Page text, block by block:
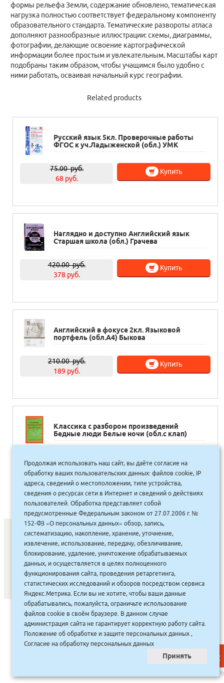
формы рельефа Земли, содержание обновлено, тематическая
нагрузка полностью соответствует федеральному компоненту
образовательного стандарта. Тематические развороты атласа
дополняют разнообразные иллюстрации: схемы, диаграммы,
фотографии, делающие освоение картографической
информации более простым и увлекательным. Масштабы карт
подобраны таким образом, чтобы учащимся было удобно с
ними работать, осваивая начальный курс географии.
Related products
Русский язык 5кл. Проверочные работы
ФГОС к уч.Ладыженской (обл.) УМК
75.00руб.
68 руб.
Купить
Наглядно и доступно Английский язык
Старшая школа (обл.) Грачева
420.00руб.
378 руб.
Купить
Английский в фокусе 2кл. Языковой
портфель (обл.А4) Быкова
210.00руб.
189 руб.
Купить
Классика с разбором произведений
Бедные люди Белые ночи (обл.с клап)
468 руб.
Купить
СОНУННАР| КОМПАНИЯ ТУҺУНАН |МАҔАҺЫЫННАР
АКЦИЯЛАР|ДИСКОНТНАЙ СИСТЕМА|ЮРИДИЧЕСКАЙ
ВАКАНСИЯЛАР
САЙТ СОЗДАН:ООО "ЭЙФОС" . ИНФОРМАЦИОННЫЕ
ТЕХНОЛОГИИ
Продолжая использовать наш сайт, вы даёте согласие на
обработку ваших пользовательских данных: файлов cookie, IP
адреса, сведений о местоположении, типе устройства,
сведения о ресурсах сети в Интернет и сведений о действиях
пользователей. Обработка представляет собой
предусмотренные Федеральным законом от 27.07.2006 г. №
152-ФЗ «О персональных данных» обзор, запись,
систематизацию, накопление, хранение, уточнение,
извлечение, использование, передачу, обезличивание,
блокирование, удаление, уничтожение обрабатываемых
данных, и осуществляется в целях полноценного
функционирования сайта, проведения ретаргетинга,
статистических исследований и обзоров посредством сервиса
Яндекс.Метрика. Если вы не хотите, чтобы ваши данные
обрабатывались, пожалуйста, ограничьте использование
файлов cookie в своём браузере. В данном случае
администрация сайта не гарантирует корректную работу сайта.
Положение об обработке и защите персональных данных ,
Согласие на обработку персональных данных
Принять